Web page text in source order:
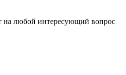
на любой интересующий вопрос